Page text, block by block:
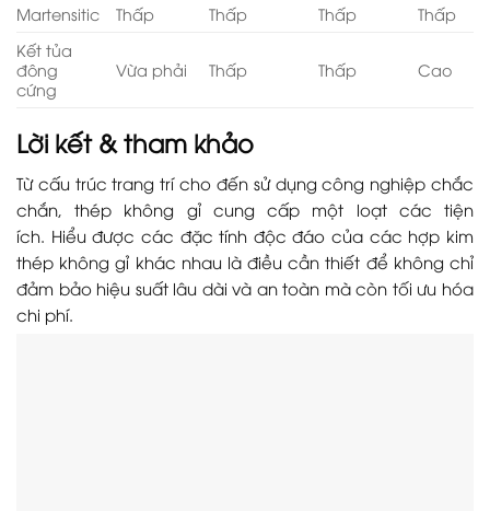
Martensitic
Thấp Thấp Thấp
Thấp
Kết tủa
đông
cứng
Vừa phải Thấp Thấp Cao
Lời kết & tham khảo
Từ cấu trúc trang trí cho đến sử dụng công nghiệp chắc
chắn, thép không gỉ cung cấp một loạt các tiện
ích. Hiểu được các đặc tính độc đáo của các hợp kim
thép không gỉ khác nhau là điều cần thiết để không chỉ
đảm bảo hiệu suất lâu dài và an toàn mà còn tối ưu hóa
chi phí.